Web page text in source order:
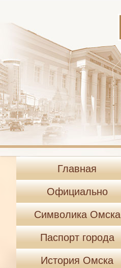
Главная
Официально
Символика Омска
Паспорт города
История Омска